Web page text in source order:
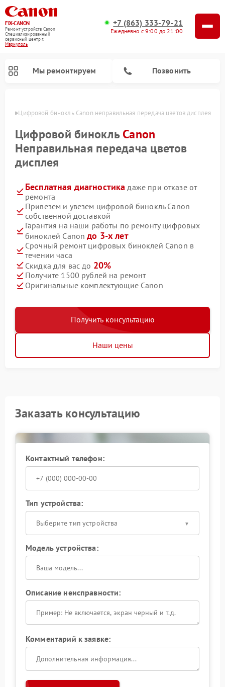
FIX-CANON
Ремонт устройств Canon
Специализированный
cервисный центр г.
Мариуполь
+7 (863) 333-79-21
Ежедневно с 9:00 до 21:00
Мы ремонтируем Позвонить
Цифровой бинокль Canon неправильная передача цветов дисплея
Цифровой бинокльCanon
Неправильная передача цветов
дисплея
Бесплатная диагностика даже при отказе от
ремонта
Привезем и увезем цифровой бинокль Canon
собственной доставкой
Гарантия на наши работы по ремонту цифровых
биноклей Canonдо 3-х лет
Срочный ремонт цифровых биноклей Canon в
течении часа
Скидка для вас до 20%
Получите 1500 рублей на ремонт
Оригинальные комплектующие Canon
Получить консультацию
Наши цены
Заказать консультацию
Контактный телефон:
Тип устройства:
Выберите тип устройства
Модель устройства:
Описание неисправности:
Комментарий к заявке: